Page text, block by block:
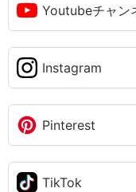
Youtubeチャン
Instagram
Pinterest
TikTok